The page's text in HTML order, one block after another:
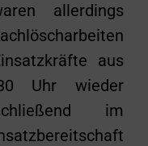
allerdings
aus
Uhr wieder
im